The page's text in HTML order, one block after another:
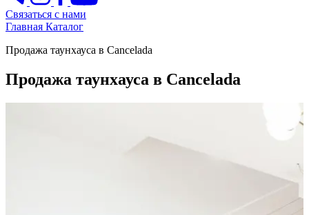
Связаться с нами
Главная Каталог
Продажа таунхауса в Cancelada
Продажа таунхауса в Cancelada